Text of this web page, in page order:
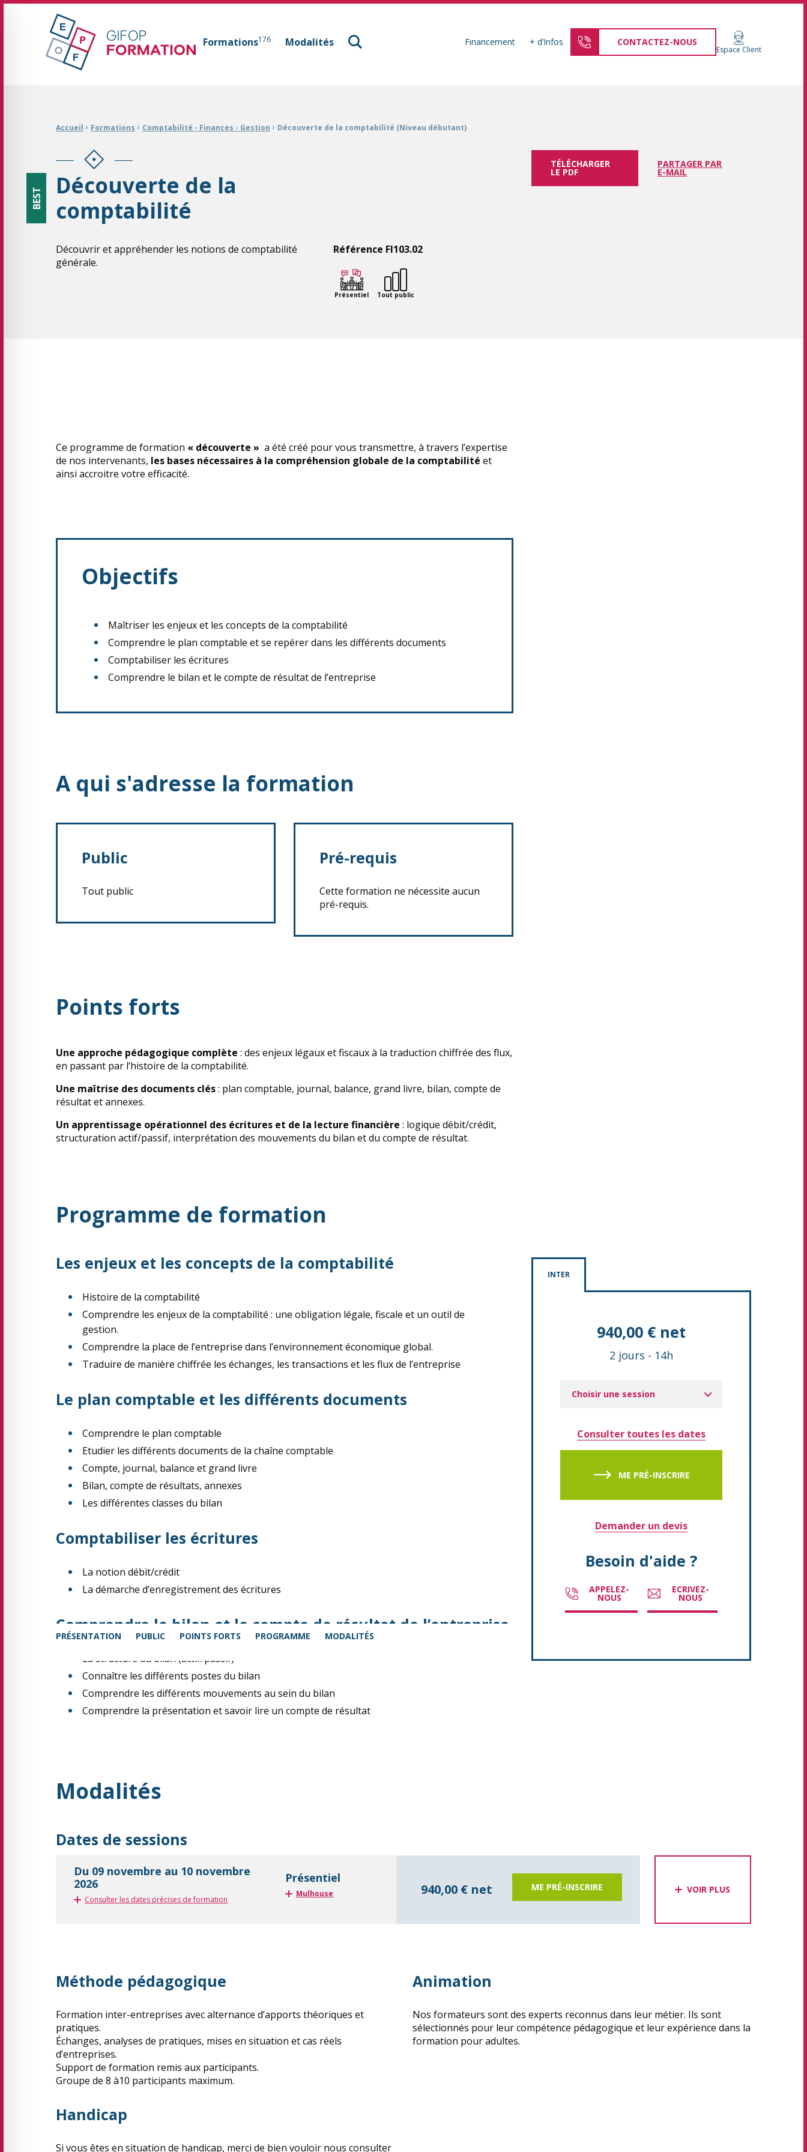
GIFOP Formation Centre de formation continue à Mulhouse
Formations176 Modalités Financement + d’Infos CONTACTEZ-NOUS
Espace Client
Fil d'Ariane :
Accueil › Formations › Comptabilité - Finances - Gestion › Découverte de la comptabilité (Niveau débutant)
Découverte de la
comptabilité
BEST
Découvrir et appréhender les notions de comptabilité
générale.
Référence FI103.02
Présentiel Tout public
TÉLÉCHARGER
LE PDF
PARTAGER PAR
E-MAIL
INTER
940,00 € net
2 jours - 14h
Choisir une session
Consulter toutes les dates
ME PRÉ-INSCRIRE
Demander un devis
Besoin d'aide ?
APPELEZ-
NOUS
ECRIVEZ-
NOUS
PRÉSENTATION PUBLIC POINTS FORTS PROGRAMME MODALITÉS
Ce programme de formation « découverte » a été créé pour vous transmettre, à travers l’expertise
de nos intervenants, les bases nécessaires à la compréhension globale de la comptabilité et
ainsi accroitre votre efficacité.
Objectifs
Maîtriser les enjeux et les concepts de la comptabilité
Comprendre le plan comptable et se repérer dans les différents documents
Comptabiliser les écritures
Comprendre le bilan et le compte de résultat de l’entreprise
A qui s'adresse la formation
Public
Tout public
Pré-requis
Cette formation ne nécessite aucun
pré-requis.
Points forts
Une approche pédagogique complète : des enjeux légaux et fiscaux à la traduction chiffrée des flux,
en passant par l’histoire de la comptabilité.
Une maîtrise des documents clés: plan comptable, journal, balance, grand livre, bilan, compte de
résultat et annexes.
Un apprentissage opérationnel des écritures et de la lecture financière : logique débit/crédit,
structuration actif/passif, interprétation des mouvements du bilan et du compte de résultat.
Programme de formation
Les enjeux et les concepts de la comptabilité
Histoire de la comptabilité
Comprendre les enjeux de la comptabilité : une obligation légale, fiscale et un outil de
gestion.
Comprendre la place de l’entreprise dans l’environnement économique global.
Traduire de manière chiffrée les échanges, les transactions et les flux de l’entreprise
Le plan comptable et les différents documents
Comprendre le plan comptable
Etudier les différents documents de la chaîne comptable
Compte, journal, balance et grand livre
Bilan, compte de résultats, annexes
Les différentes classes du bilan
Comptabiliser les écritures
La notion débit/crédit
La démarche d’enregistrement des écritures
Comprendre le bilan et le compte de résultat de l’entreprise
La structure du bilan (actif/passif)
Connaître les différents postes du bilan
Comprendre les différents mouvements au sein du bilan
Comprendre la présentation et savoir lire un compte de résultat
Modalités
Dates de sessions
Du 09 novembre au 10 novembre
2026
Consulter les dates précises de formation
Présentiel
Mulhouse 940,00 € net VOIR PLUS
ME PRÉ-INSCRIRE
Méthode pédagogique
Formation inter-entreprises avec alternance d’apports théoriques et
pratiques.
Échanges, analyses de pratiques, mises en situation et cas réels
d’entreprises.
Support de formation remis aux participants.
Groupe de 8 à10 participants maximum.
Handicap
Si vous êtes en situation de handicap, merci de bien vouloir nous consulter
Animation
Nos formateurs sont des experts reconnus dans leur métier. Ils sont
sélectionnés pour leur compétence pédagogique et leur expérience dans la
formation pour adultes.